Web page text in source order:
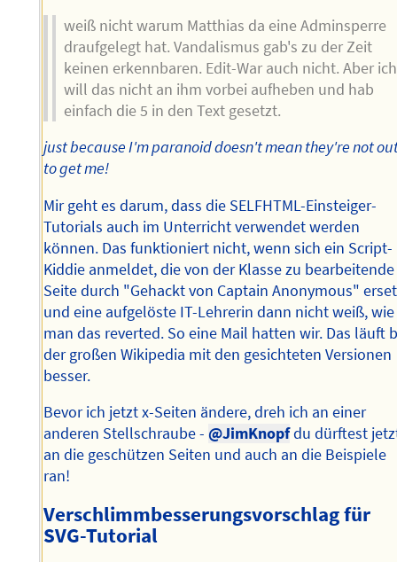
weiß nicht warum Matthias da eine Adminsperre
draufgelegt hat. Vandalismus gab's zu der Zeit
keinen erkennbaren. Edit-War auch nicht. Aber ich
will das nicht an ihm vorbei aufheben und hab
einfach die 5 in den Text gesetzt.
just because I'm paranoid doesn't mean they're not
to get me!
Mir geht es darum, dass die SELFHTML-Einsteiger-
Tutorials auch im Unterricht verwendet werden
können. Das funktioniert nicht, wenn sich ein Script-
Kiddie anmeldet, die von der Klasse zu bearbeitende
Seite durch "Gehackt von Captain Anonymous"
und eine aufgelöste IT-Lehrerin dann nicht weiß, wie
man das reverted. So eine Mail hatten wir. Das läuft
der großen Wikipedia mit den gesichteten Versionen
besser.
Bevor ich jetzt x-Seiten ändere, dreh ich an einer
anderen Stellschraube -@JimKnopfdu dürftest
an die geschützen Seiten und auch an die Beispiele
ran!
Verschlimmbesserungsvorschlag für
SVG-Tutorial